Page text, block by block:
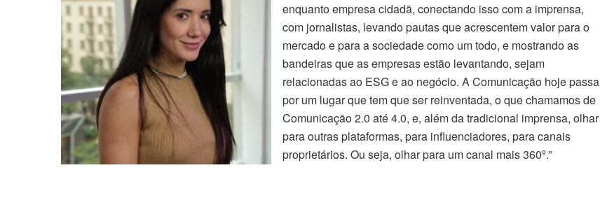
enquanto empresa cidadã, conectando isso com a imprensa,
com jornalistas, levando pautas que acrescentem valor para o
mercado e para a sociedade como um todo, e mostrando as
bandeiras que as empresas estão levantando, sejam
relacionadas ao ESG e ao negócio. A Comunicação hoje passa
por um lugar que tem que ser reinventada, o que chamamos de
Comunicação 2.0 até 4.0, e, além da tradicional imprensa, olhar
para outras plataformas, para influenciadores, para canais
proprietários. Ou seja, olhar para um canal mais 360º.”